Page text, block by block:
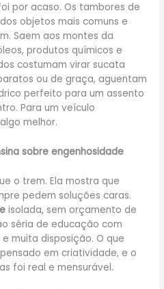
por acaso. Os tambores de
objetos mais comuns e
Saem aos montes da
produtos químicos e
costumam virar sucata
ou de graça, aguentam
perfeito para um assento
Para um veículo
melhor.
sobre engenhosidade
o trem. Ela mostra que
pedem soluções caras.
isolada, sem orçamento de
séria de educação com
muita disposição. O que
em criatividade, e o
foi real e mensurável.